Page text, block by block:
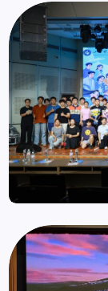
测绘地理信
交流会
测绘学院召
署会议
测绘地理信
测绘学院赴
期就业实践
于文慧：循